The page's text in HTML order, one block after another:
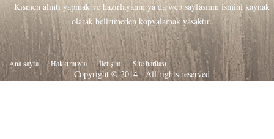
Kısmen alıntı yapmak ve hazırlayanın ya da web sayfasının ismini kaynak
olarak belirtmeden kopyalamak yasaktır.
Ana sayfa Hakkιmιzda İletişim Site haritası
Copyright © 2014 - All rights reserved